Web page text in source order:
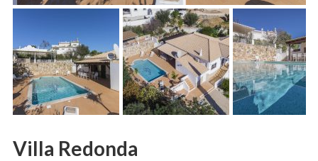
Villa Redonda